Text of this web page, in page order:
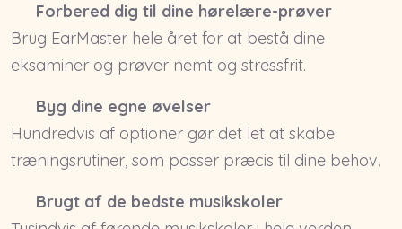
Forbered dig til dine hørelære-prøver
Brug EarMaster hele året for at bestå dine
eksaminer og prøver nemt og stressfrit.
Byg dine egne øvelser
Hundredvis af optioner gør det let at skabe
træningsrutiner, som passer præcis til dine behov.
Brugt af de bedste musikskoler